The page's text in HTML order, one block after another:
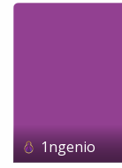
1ngenio